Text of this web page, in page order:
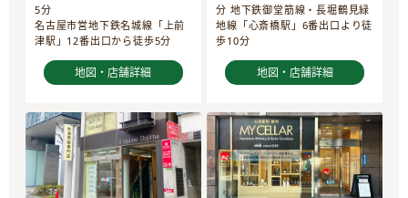
5分
名古屋市営地下鉄名城線「上前
津駅」12番出口から徒歩5分
地図・店舗詳細
分 地下鉄御堂筋線・長堀鶴見緑
地線「心斎橋駅」6番出口より徒
歩10分
地図・店舗詳細